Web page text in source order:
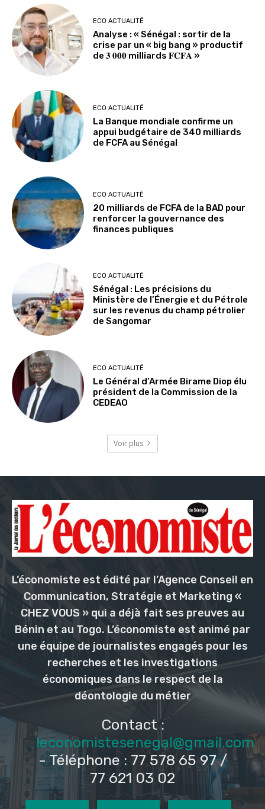
ECO ACTUALITÉ
Analyse : « Sénégal : sortir de la
crise par un « big bang » productif
de 𝟑 𝟎𝟎𝟎 milliards 𝐅𝐂𝐅𝐀 »
ECO ACTUALITÉ
La Banque mondiale confirme un
appui budgétaire de 340 milliards
de FCFA au Sénégal
ECO ACTUALITÉ
20 milliards de FCFA de la BAD pour
renforcer la gouvernance des
finances publiques
ECO ACTUALITÉ
Sénégal : Les précisions du
Ministère de l’Énergie et du Pétrole
sur les revenus du champ pétrolier
de Sangomar
ECO ACTUALITÉ
Le Général d’Armée Birame Diop élu
président de la Commission de la
CEDEAO
Voir plus
L’économiste est édité par l’Agence Conseil en
Communication, Stratégie et Marketing «
CHEZ VOUS » qui a déjà fait ses preuves au
Bénin et au Togo. L’économiste est animé par
une équipe de journalistes engagés pour les
recherches et les investigations
économiques dans le respect de la
déontologie du métier
Contact :
leconomistesenegal@gmail.com
- Téléphone : 77 578 65 97 /
77 621 03 02